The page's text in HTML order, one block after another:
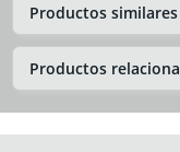
Productos
Productos